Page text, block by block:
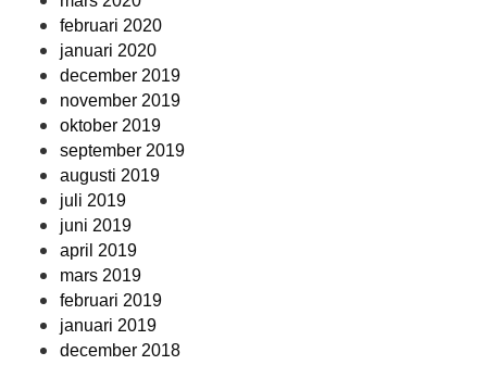
februari 2020
januari 2020
december 2019
november 2019
oktober 2019
september 2019
augusti 2019
juli 2019
juni 2019
april 2019
mars 2019
februari 2019
januari 2019
december 2018